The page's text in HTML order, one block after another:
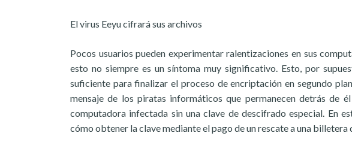
El virus Eeyu cifrará sus archivos
Pocos usuarios pueden experimentar ralentizaciones en sus
esto no siempre es un síntoma muy significativo. Esto, por
suficiente para finalizar el proceso de encriptación en segundo
mensaje de los piratas informáticos que permanecen detrás de
computadora infectada sin una clave de descifrado especial. En
cómo obtener la clave mediante el pago de un rescate a una